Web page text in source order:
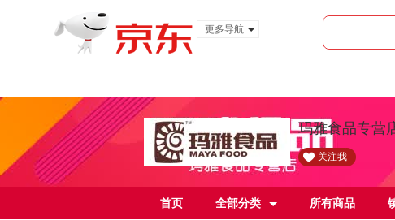
更多导航
玛雅食品专营
关注我
首页 全部分类 所有商品